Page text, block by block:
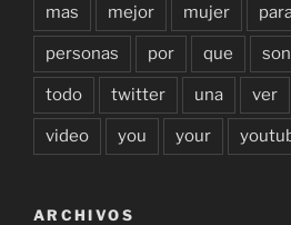
mas mejor mujer
personas por que son
todo twitter una ver
video you your
ARCHIVOS